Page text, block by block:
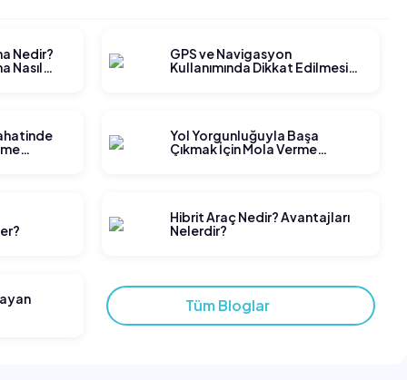
Nedir?
Nasıl
GPS ve Navigasyon
Kullanımında Dikkat Edilmesi
Yol Yorgunluğuyla Başa
Çıkmak İçin Mola Verme
Hibrit Araç Nedir? Avantajları
Nelerdir?
Tüm Bloglar